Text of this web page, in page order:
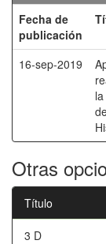
Fecha de
publicación
16-sep-2019
Otras
Título
3 D